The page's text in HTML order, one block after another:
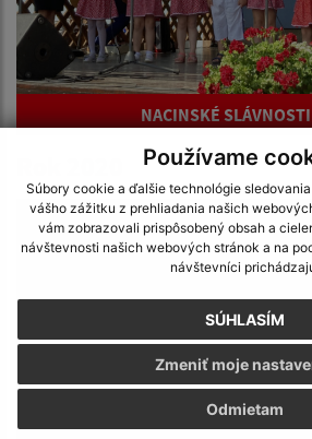
Používame
Súbory cookie a ďalšie technológie
vášho zážitku z prehliadania našich
vám zobrazovali prispôsobený obsah a
návštevnosti našich webových stránok a na
návštevníci
SÚHLASÍM
Odmietam
Zmeniť moje
NACINSKÉ